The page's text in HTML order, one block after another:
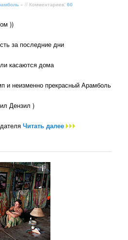
» // Комментариев:60
))
за последние дни
касаются дома
и неизменно прекрасный Арамболь
Дензил )
Читать далее